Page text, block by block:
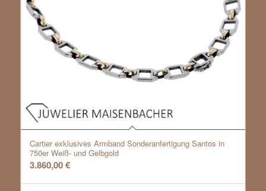
Cartier exklusives Armband Sonderanfertigung Santos in
750er Weiß- und Gelbgold
3.860,00€